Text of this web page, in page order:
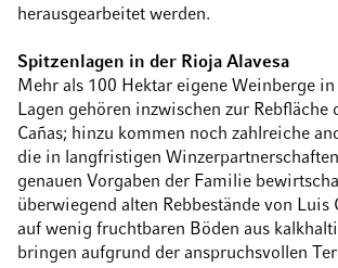
herausgearbeitet werden.
Spitzenlagen in der Rioja Alavesa
Mehr als 100 Hektar eigene Weinberge in
Lagen gehören inzwischen zur Rebfläche
Cañas; hinzu kommen noch zahlreiche
die in langfristigen
genauen Vorgaben der Familie
überwiegend alten Rebbestände von Luis
auf wenig fruchtbaren Böden aus
bringen aufgrund der anspruchsvollen